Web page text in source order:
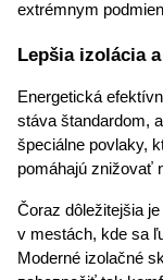
extrémnym
Lepšia izolácia
Energetická
stáva štandardom,
špeciálne povlaky,
pomáhajú znižovať
Čoraz dôležitejšia je
v mestách, kde sa
Moderné izolačné